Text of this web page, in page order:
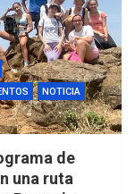
NOTICIA
de
una ruta